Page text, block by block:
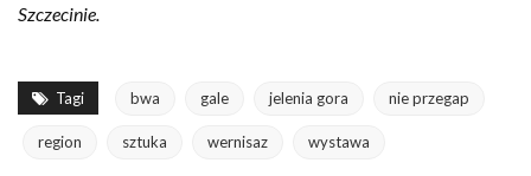
Szczecinie.
Tagi bwa gale jelenia gora nie przegap
region sztuka wernisaz wystawa